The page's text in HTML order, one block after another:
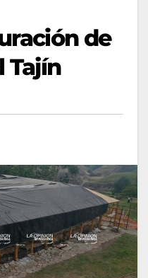
de
Tajín